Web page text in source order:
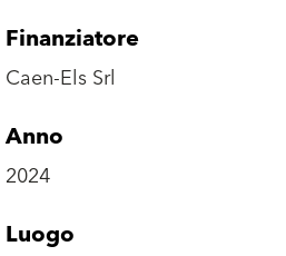
Finanziatore
Caen-Els Srl
Anno
2024
Luogo